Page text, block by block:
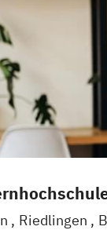
Riedlingen